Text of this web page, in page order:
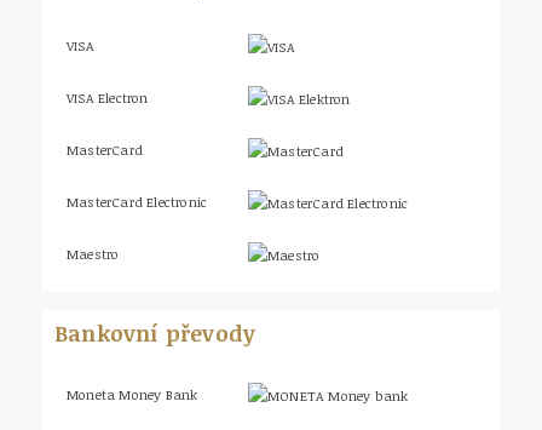
VISA
VISA Electron
MasterCard
MasterCard Electronic
Maestro
Bankovní převody
Moneta Money Bank